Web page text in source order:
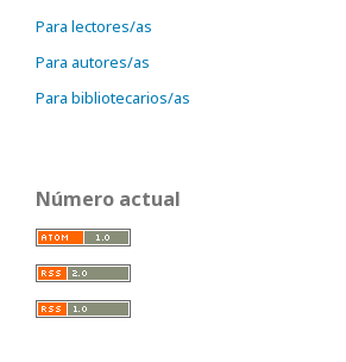
Para lectores/as
Para autores/as
Para bibliotecarios/as
Número actual